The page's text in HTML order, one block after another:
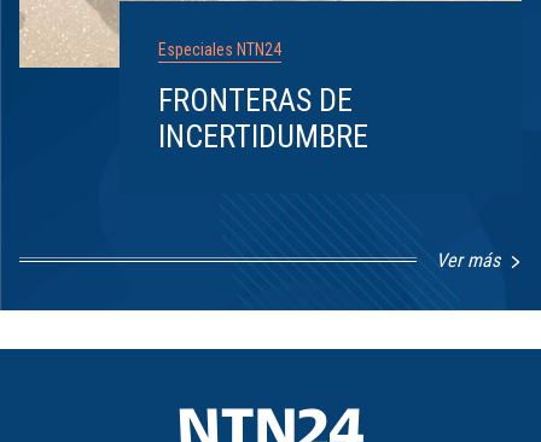
Especiales NTN24
FRONTERAS DE
INCERTIDUMBRE
Ver más
8